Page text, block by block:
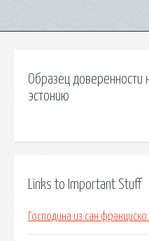
Образец доверенности
эстонию
Links to Important Stuff
Господина из сан